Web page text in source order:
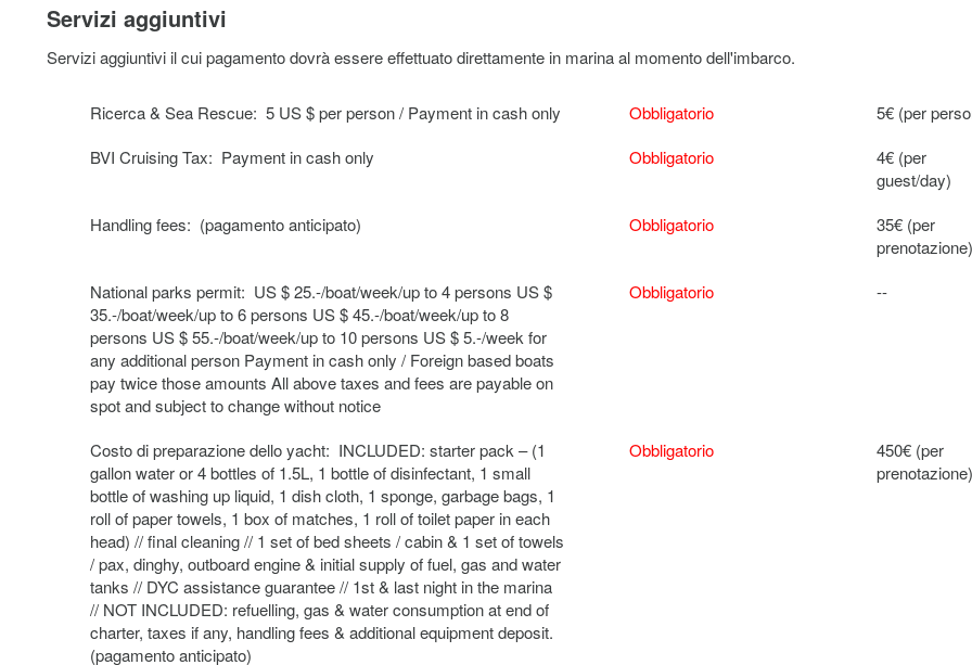
Servizi aggiuntivi
Servizi aggiuntivi il cui pagamento dovrà essere effettuato direttamente in marina al momento dell'imbarco.
Ricerca & Sea Rescue: 5 US $ per person / Payment in cash only Obbligatorio
5€ (per
BVI Cruising Tax: Payment in cash only
Obbligatorio
4€ (per
guest/day)
Handling fees: (pagamento anticipato)
Obbligatorio
35€ (per
prenotazione)
National parks permit: US $ 25.-/boat/week/up to 4 persons US $
35.-/boat/week/up to 6 persons US $ 45.-/boat/week/up to 8
persons US $ 55.-/boat/week/up to 10 persons US $ 5.-/week for
any additional person Payment in cash only / Foreign based boats
pay twice those amounts All above taxes and fees are payable on
spot and subject to change without notice
Obbligatorio --
Costo di preparazione dello yacht: INCLUDED: starter pack – (1
gallon water or 4 bottles of 1.5L, 1 bottle of disinfectant, 1 small
bottle of washing up liquid, 1 dish cloth, 1 sponge, garbage bags, 1
roll of paper towels, 1 box of matches, 1 roll of toilet paper in each
head) // final cleaning // 1 set of bed sheets / cabin & 1 set of towels
/ pax, dinghy, outboard engine & initial supply of fuel, gas and water
tanks // DYC assistance guarantee // 1st & last night in the marina
// NOT INCLUDED: refuelling, gas & water consumption at end of
charter, taxes if any, handling fees & additional equipment deposit.
(pagamento anticipato)
Obbligatorio
450€ (per
prenotazione)